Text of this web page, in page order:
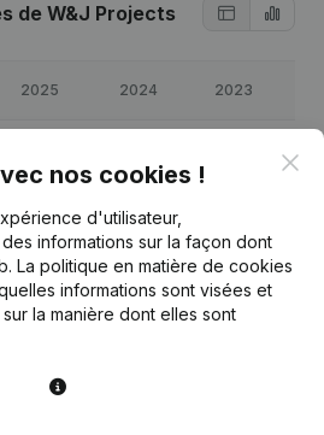
de W&J Projects
2025 2024 2023
224 665 €169 068
122 407 € 98 129 € 100 451 €
Projects
nos cookies !
d'utilisateur,
informations sur la façon dont
La politique en matière de cookies
informations sont visées et
la manière dont elles sont